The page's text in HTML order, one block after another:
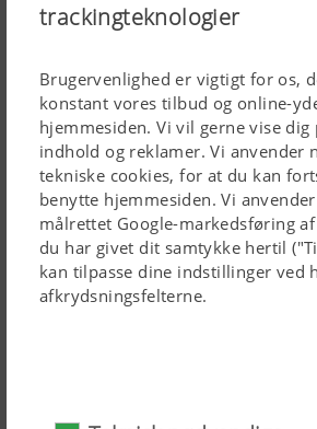
trackingteknologier
Brugervenlighed er vigtigt for os,
konstant vores tilbud og online-
hjemmesiden. Vi vil gerne vise dig
indhold og reklamer. Vi anvender
tekniske cookies, for at du kan
benytte hjemmesiden. Vi
målrettet Google-markedsføring
du har givet dit samtykke hertil
kan tilpasse dine indstillinger ved
afkrydsningsfelterne.
Ændring af cookie-